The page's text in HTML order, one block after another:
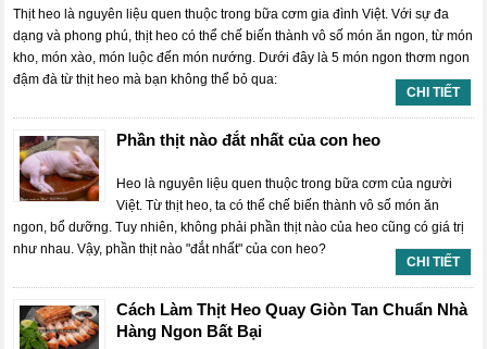
Thịt heo là nguyên liệu quen thuộc trong bữa cơm gia đình Việt. Với sự đa
dạng và phong phú, thịt heo có thể chế biến thành vô số món ăn ngon, từ món
kho, món xào, món luộc đến món nướng. Dưới đây là 5 món ngon thơm ngon
đậm đà từ thịt heo mà bạn không thể bỏ qua:
CHI TIẾT
Phần thịt nào đắt nhất của con heo
Heo là nguyên liệu quen thuộc trong bữa cơm của người
Việt. Từ thịt heo, ta có thể chế biến thành vô số món ăn
ngon, bổ dưỡng. Tuy nhiên, không phải phần thịt nào của heo cũng có giá trị
như nhau. Vậy, phần thịt nào "đắt nhất" của con heo?
CHI TIẾT
Cách Làm Thịt Heo Quay Giòn Tan Chuẩn Nhà
Hàng Ngon Bất Bại